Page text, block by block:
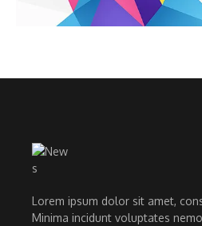
Lorem ipsum dolor sit amet,
Minima incidunt voluptates